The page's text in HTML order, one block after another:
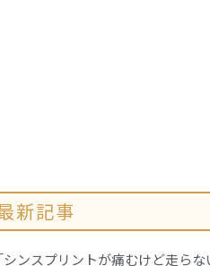
新記事
「シンスプリントが痛むけど走ら